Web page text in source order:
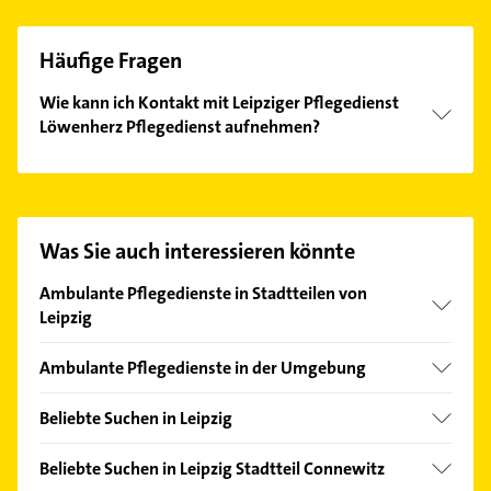
Häufige Fragen
Wie kann ich Kontakt mit Leipziger Pflegedienst
Löwenherz Pflegedienst aufnehmen?
Einfach die passenden Kontaktmöglichkeiten wie
auswählen. Hier finden Sie alleKontaktdaten
Was Sie auch interessieren könnte
Ambulante Pflegedienste in Stadtteilen von
Leipzig
Althen-Kleinpösna
Böhlitz-Ehrenberg
Burghausen-Rückmarsdorf
Ambulante Pflegedienste in der Umgebung
Markkleeberg
Rötha
Beliebte Suchen in Leipzig
Physikalische Therapie
Beliebte Suchen in Leipzig Stadtteil Connewitz